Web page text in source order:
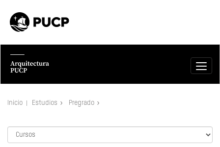
Inicio Estudios Pregrado